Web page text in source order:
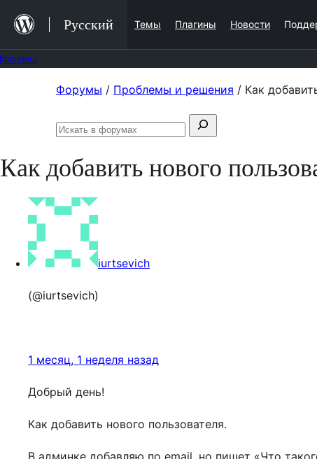
содержимому
Русский Темы Плагины Новости
содержимому
Форумы / Проблемы и решения / Как
Поиск:
Искать
Как добавить нового
iurtsevich
(@iurtsevich)
1 месяц, 1 неделя назад
Добрый день!
Как добавить нового пользователя.
В админке добавляю по email, но пишет «Что